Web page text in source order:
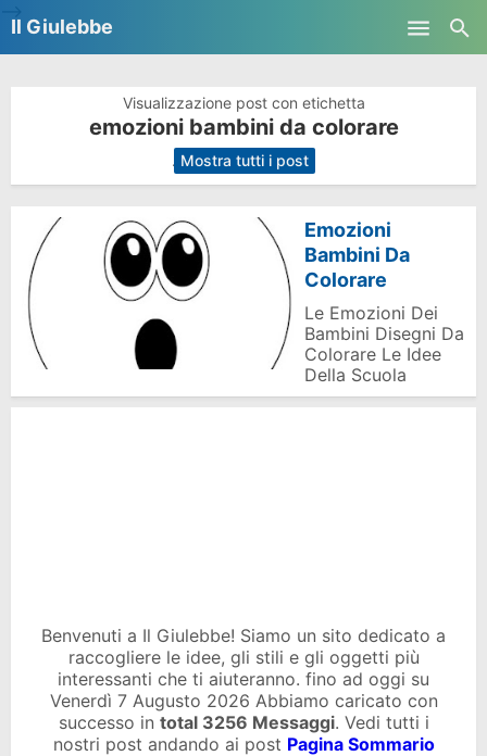
Il Giulebbe
Visualizzazione post con etichetta
emozioni bambini da colorare
. Mostra tutti i post
Emozioni
Bambini Da
Colorare
Le Emozioni Dei
Bambini Disegni Da
Colorare Le Idee
Della Scuola
Benvenuti a Il Giulebbe! Siamo un sito dedicato a
raccogliere le idee, gli stili e gli oggetti più
interessanti che ti aiuteranno. fino ad oggi su
Venerdì 7 Augusto 2026 Abbiamo caricato con
successo in total 3256 Messaggi. Vedi tutti i
nostri post andando ai post Pagina Sommario